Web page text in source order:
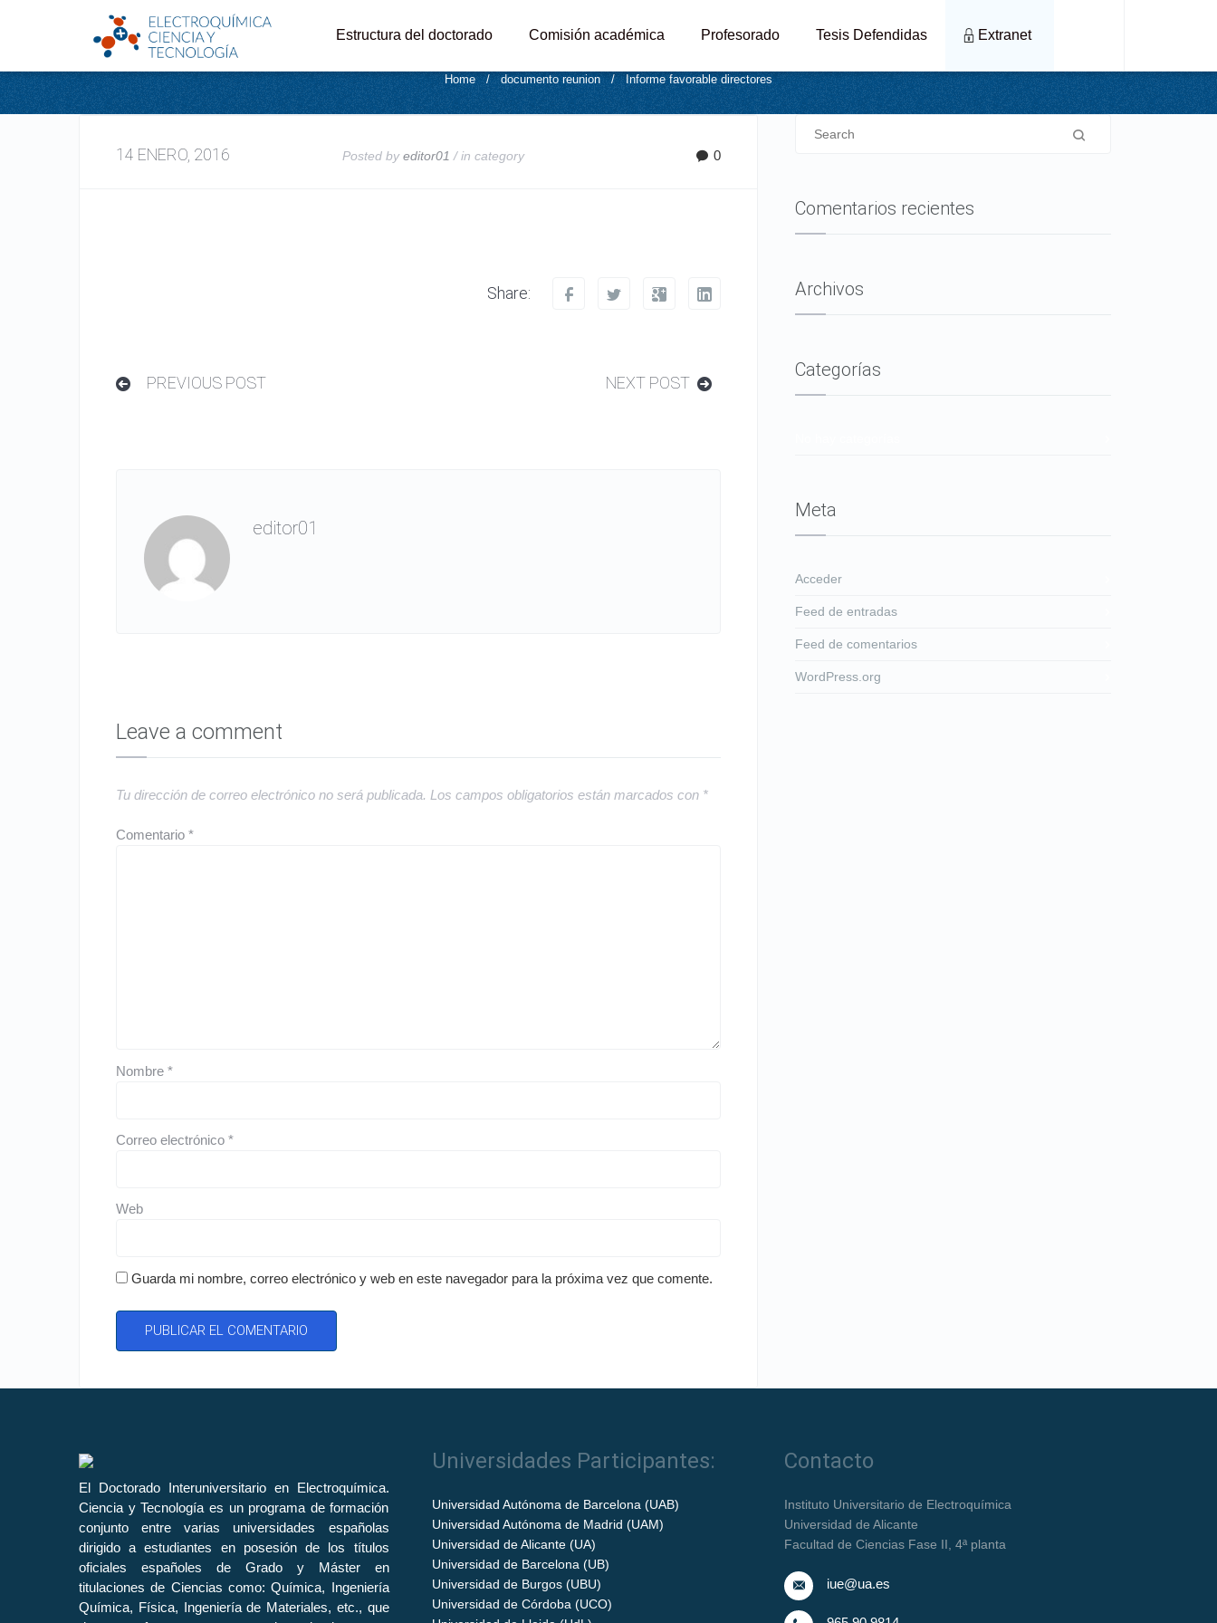
Estructura del doctorado Comisión académica Profesorado Tesis Defendidas Extranet
Informe favorable directores
Home / documento reunion / Informe favorable directores
14 ENERO, 2016 Posted byeditor01 / in category 0
Share:
PREVIOUS POST NEXT POST
editor01
Leave a comment
Tu dirección de correo electrónico no será publicada. Los campos obligatorios están marcados con *
Comentario *
Nombre *
Correo electrónico *
Web
Guarda mi nombre, correo electrónico y web en este navegador para la próxima vez que comente.
Comentarios recientes
Archivos
Categorías
Meta
Acceder
Feed de entradas
Feed de comentarios
WordPress.org
El Doctorado Interuniversitario en Electroquímica.
Ciencia y Tecnología es un programa de formación
conjunto entre varias universidades españolas
dirigido a estudiantes en posesión de los títulos
oficiales españoles de Grado y Máster en
titulaciones de Ciencias como: Química, Ingeniería
Química, Física, Ingeniería de Materiales, etc., que
Universidades Participantes:
Universidad Autónoma de Barcelona (UAB)
Universidad Autónoma de Madrid (UAM)
Universidad de Alicante (UA)
Universidad de Barcelona (UB)
Universidad de Burgos (UBU)
Universidad de Córdoba (UCO)
Contacto
Instituto Universitario de Electroquímica
Universidad de Alicante
Facultad de Ciencias Fase II, 4ª planta
iue@ua.es